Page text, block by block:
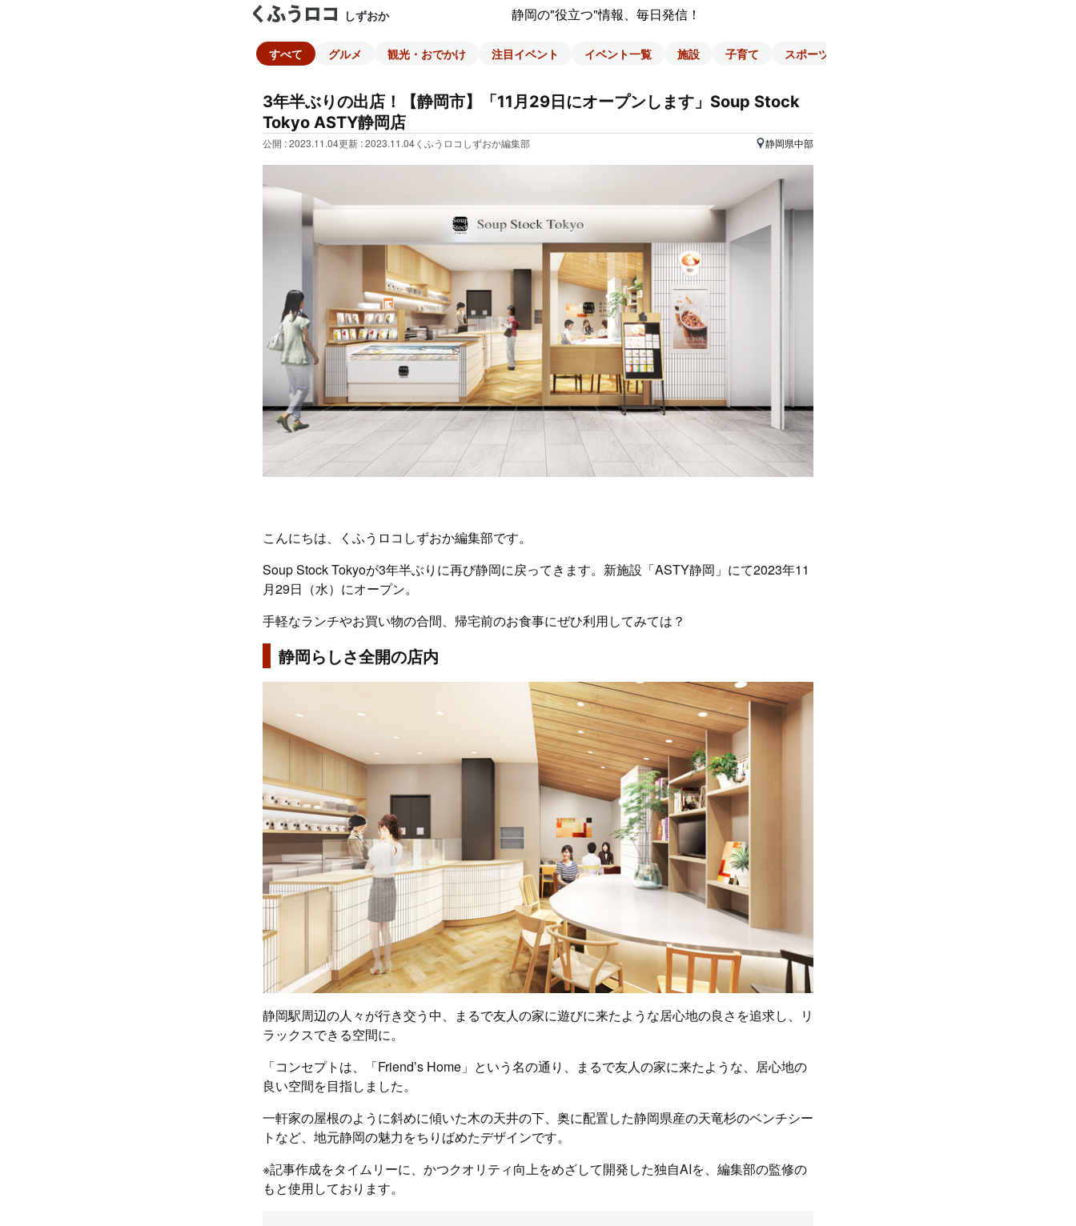
しずおか 静岡の"役立つ"情報、毎日発信！
すべて グルメ 観光・おでかけ 注目イベント イベント一覧 施設 子育て スポーツ
3年半ぶりの出店！【静岡市】「11月29日にオープンします」Soup Stock
Tokyo ASTY静岡店
公開 : 2023.11.04更新 : 2023.11.04くふうロコしずおか編集部 静岡県中部
こんにちは、くふうロコしずおか編集部です。
Soup Stock Tokyoが3年半ぶりに再び静岡に戻ってきます。新施設「ASTY静岡」にて2023年11
月29日（水）にオープン。
手軽なランチやお買い物の合間、帰宅前のお食事にぜひ利用してみては？
静岡らしさ全開の店内
静岡駅周辺の人々が行き交う中、まるで友人の家に遊びに来たような居心地の良さを追求し、リ
ラックスできる空間に。
「コンセプトは、「Friendʼs Home」という名の通り、まるで友人の家に来たような、居心地の
良い空間を目指しました。
一軒家の屋根のように斜めに傾いた木の天井の下、奥に配置した静岡県産の天竜杉のベンチシー
トなど、地元静岡の魅力をちりばめたデザインです。
※記事作成をタイムリーに、かつクオリティ向上をめざして開発した独自AIを、編集部の監修の
もと使用しております。